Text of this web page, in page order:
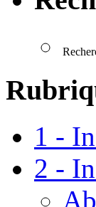
1 -
2 -